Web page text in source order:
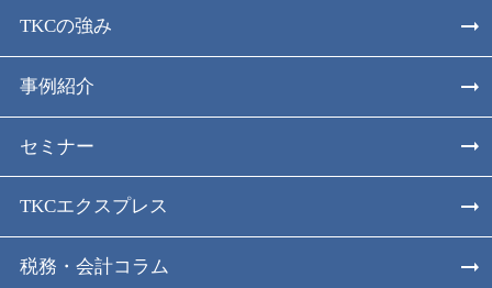
TKCの強み
事例紹介
セミナー
TKCエクスプレス
税務・会計コラム